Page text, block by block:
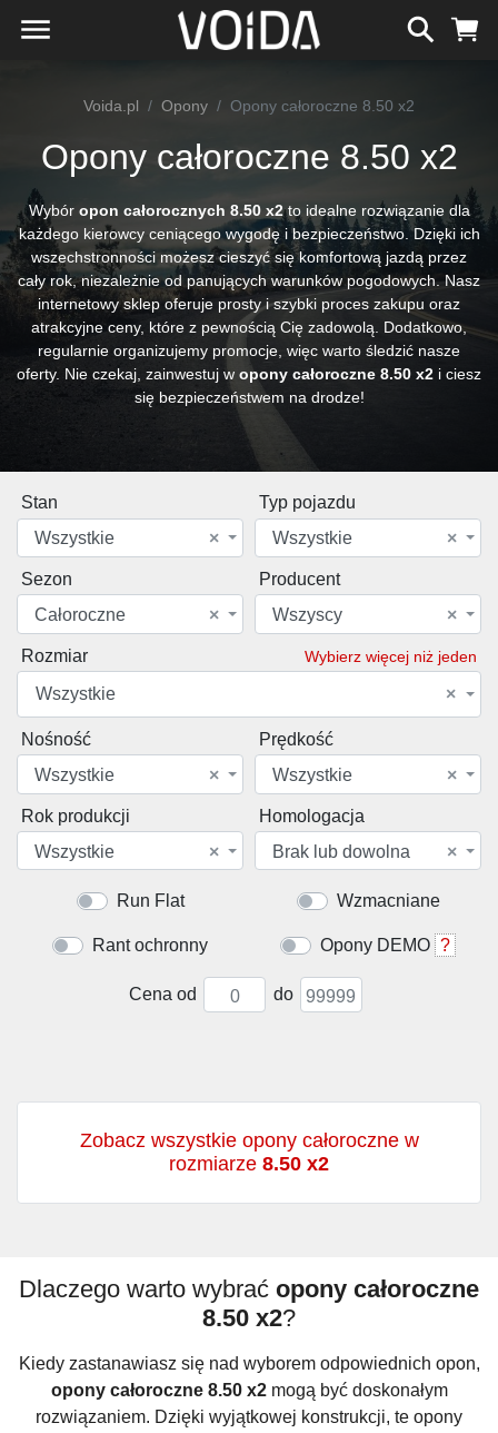
Voida.pl Opony Opony całoroczne 8.50 x2
Opony całoroczne 8.50 x2
Wybór opon całorocznych 8.50 x2to idealne rozwiązanie dla
każdego kierowcy ceniącego wygodę i bezpieczeństwo. Dzięki ich
wszechstronności możesz cieszyć się komfortową jazdą przez
cały rok, niezależnie od panujących warunków pogodowych. Nasz
internetowy sklep oferuje prosty i szybki proces zakupu oraz
atrakcyjne ceny, które z pewnością Cię zadowolą. Dodatkowo,
regularnie organizujemy promocje, więc warto śledzić nasze
oferty. Nie czekaj, zainwestuj w opony całoroczne 8.50 x2 i ciesz
się bezpieczeństwem na drodze!
Stan
×
Wszystkie
Typ pojazdu
×
Wszystkie
Sezon
×
Całoroczne
Producent
×
Wszyscy
Rozmiar Wybierz więcej niż jeden
×
Wszystkie
Nośność
×
Wszystkie
Prędkość
×
Wszystkie
Rok produkcji
×
Wszystkie
Homologacja
×
Brak lub dowolna
Run Flat Wzmacniane
Rant ochronny Opony DEMO ?
Cena od do
Zobacz wszystkie opony całoroczne w
rozmiarze 8.50 x2
Dlaczego warto wybrać opony całoroczne
8.50 x2?
Kiedy zastanawiasz się nad wyborem odpowiednich opon,
opony całoroczne 8.50 x2mogą być doskonałym
rozwiązaniem. Dzięki wyjątkowej konstrukcji, te opony